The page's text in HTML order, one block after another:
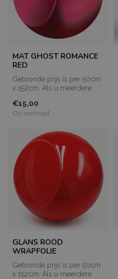
MAT GHOST ROMANCE
RED
Getoonde prijs is per 50cm
x 152cm. Als u meerdere
de...
€15,00
Op voorraad
GLANS ROOD
WRAPFOLIE
Getoonde prijs is per 50cm
x 152cm. Als u meerdere